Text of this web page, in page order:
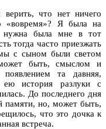
что нет ничего
«вовремя»? Я была на
нужна была мне в тот
тогда часто приезжать
с сыном были светом
быть, смыслом и
та давняя,
ею история разлуки с
До последнего дня
памяти, но, может быть,
что это дочка к
встреча.